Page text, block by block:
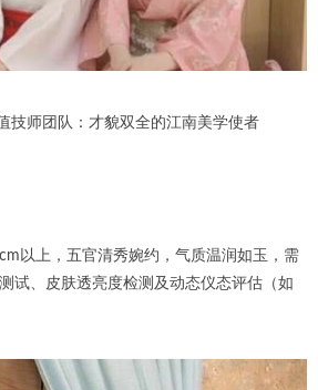
师团队：才貌双全的江南美学使者
上，五官清秀婉约，气质温润如玉，需
试、皮肤透亮度检测及动态仪态评估（如